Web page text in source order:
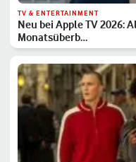
TV & ENTERTAINMENT
Neu bei Apple TV 2026:
Monatsüberb…